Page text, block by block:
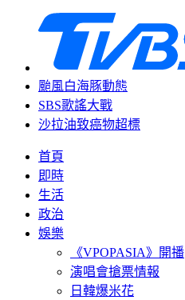
颱風白海豚動態
SBS歌謠大戰
沙拉油致癌物超標
首頁
即時
生活
政治
娛樂
《VPOPASIA》開播
演唱會搶票情報
日韓爆米花